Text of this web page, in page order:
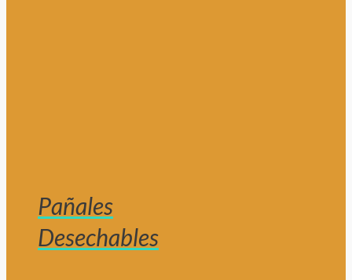
Pañales
Desechables